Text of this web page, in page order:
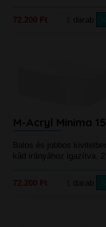
72.200 Ft darab
M-Acryl Minima
Balos és jobbos
kád irányához igazítva.
72.200 Ft darab